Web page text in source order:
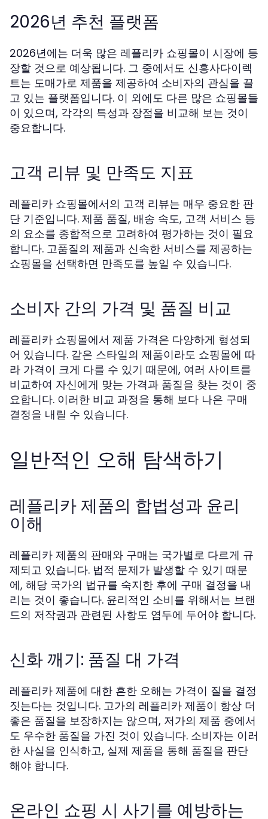
2026년 추천 플랫폼
2026년에는 더욱 많은 레플리카 쇼핑몰이 시장에 등
장할 것으로 예상됩니다. 그 중에서도 신흥사다이렉
트는 도매가로 제품을 제공하여 소비자의 관심을 끌
고 있는 플랫폼입니다. 이 외에도 다른 많은 쇼핑몰들
이 있으며, 각각의 특성과 장점을 비교해 보는 것이
중요합니다.
고객 리뷰 및 만족도 지표
레플리카 쇼핑몰에서의 고객 리뷰는 매우 중요한 판
단 기준입니다. 제품 품질, 배송 속도, 고객 서비스 등
의 요소를 종합적으로 고려하여 평가하는 것이 필요
합니다. 고품질의 제품과 신속한 서비스를 제공하는
쇼핑몰을 선택하면 만족도를 높일 수 있습니다.
소비자 간의 가격 및 품질 비교
레플리카 쇼핑몰에서 제품 가격은 다양하게 형성되
어 있습니다. 같은 스타일의 제품이라도 쇼핑몰에 따
라 가격이 크게 다를 수 있기 때문에, 여러 사이트를
비교하여 자신에게 맞는 가격과 품질을 찾는 것이 중
요합니다. 이러한 비교 과정을 통해 보다 나은 구매
결정을 내릴 수 있습니다.
일반적인 오해 탐색하기
레플리카 제품의 합법성과 윤리
이해
레플리카 제품의 판매와 구매는 국가별로 다르게 규
제되고 있습니다. 법적 문제가 발생할 수 있기 때문
에, 해당 국가의 법규를 숙지한 후에 구매 결정을 내
리는 것이 좋습니다. 윤리적인 소비를 위해서는 브랜
드의 저작권과 관련된 사항도 염두에 두어야 합니다.
신화 깨기: 품질 대 가격
레플리카 제품에 대한 흔한 오해는 가격이 질을 결정
짓는다는 것입니다. 고가의 레플리카 제품이 항상 더
좋은 품질을 보장하지는 않으며, 저가의 제품 중에서
도 우수한 품질을 가진 것이 있습니다. 소비자는 이러
한 사실을 인식하고, 실제 제품을 통해 품질을 판단
해야 합니다.
온라인 쇼핑 시 사기를 예방하는